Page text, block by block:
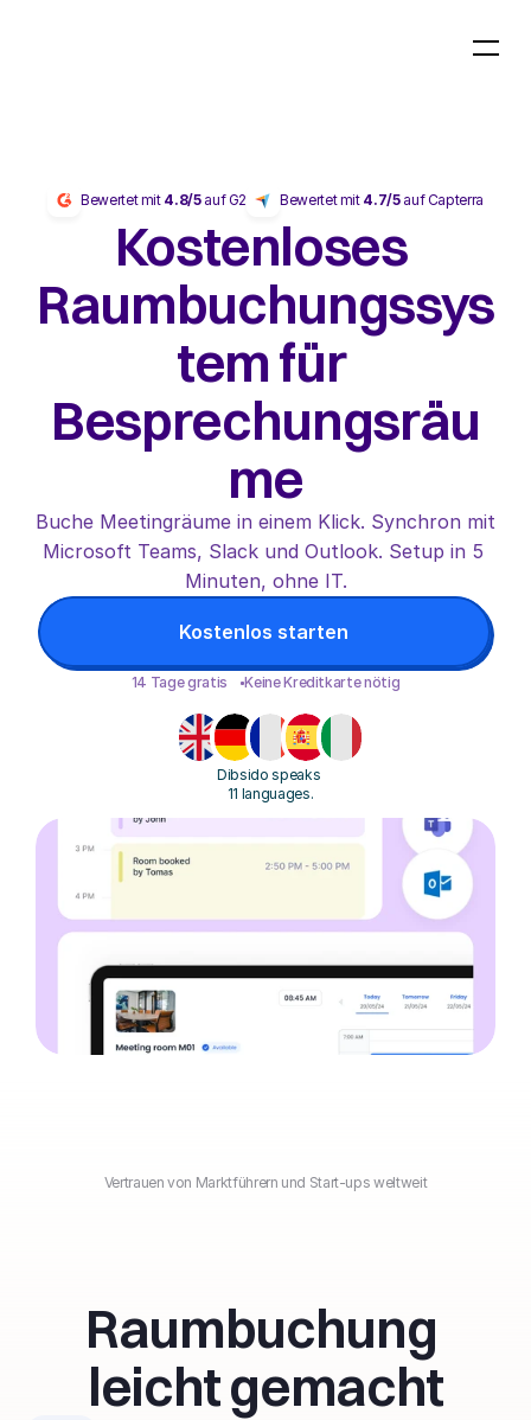
Bewertet mit 4.8/5 auf G2 Bewertet mit 4.7/5 auf Capterra
Kostenloses
Raumbuchungssys
tem für
Besprechungsräu
me
Buche Meetingräume in einem Klick. Synchron mit
Microsoft Teams, Slack und Outlook. Setup in 5
Minuten, ohne IT.
Kostenlos starten
14 Tage gratis Keine Kreditkarte nötig
Dibsido speaks
11 languages.
Vertrauen von Marktführern und Start-ups weltweit
Raumbuchung
leicht gemacht